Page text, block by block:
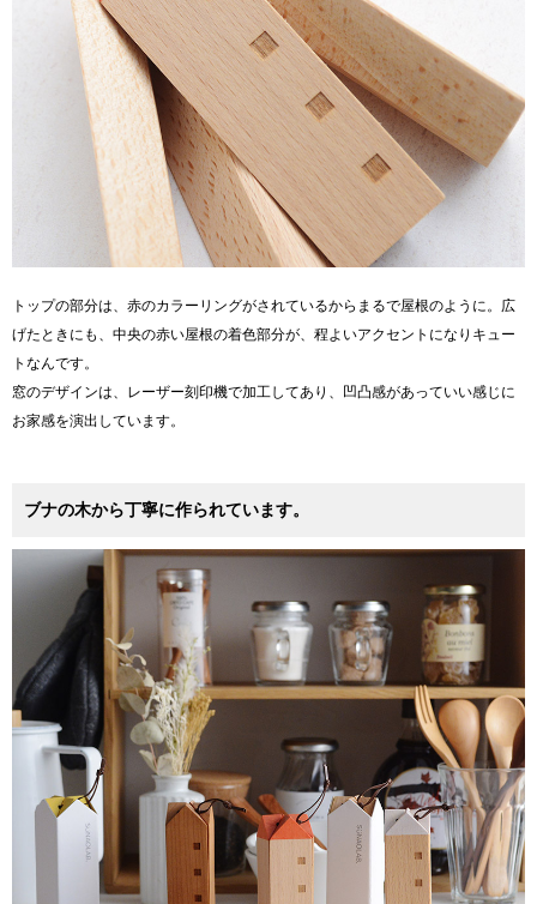
トップの部分は、赤のカラーリングがされているからまるで屋根のように。広
げたときにも、中央の赤い屋根の着色部分が、程よいアクセントになりキュー
トなんです。
窓のデザインは、レーザー刻印機で加工してあり、凹凸感があっていい感じに
お家感を演出しています。
ブナの木から丁寧に作られています。